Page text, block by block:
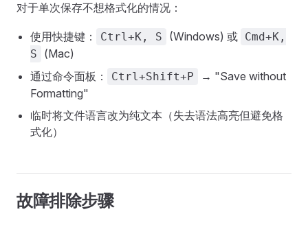
对于单次保存不想格式化的情况：
使用快捷键： Ctrl+K, S (Windows) 或 Cmd+K,
S
(Mac)
通过命令面板：
Ctrl+Shift+P
→ "Save without
Formatting"
临时将文件语言改为纯文本（失去语法高亮但避免格
式化）
故障排除步骤